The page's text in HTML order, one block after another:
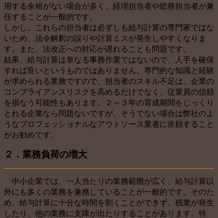
用する余裕がない場合が多く、経理担当者や総務担当者が兼
任することが一般的です。
しかし、これらの担当者は必ずしも給与計算の専門家ではな
いため、法令解釈の誤りや計算ミスが発生しやすくなりま
す。また、法改正への対応が遅れることも問題です。
結果、給与計算は単なる事務作業ではないので、人手を確保
すれば良いというものではありません。専門的な知識と経験
が求められる業務ですので、担当者のスキル不足は、企業の
コンプライアンスリスクを高めるだけでなく、従業員の信頼
を損なう可能性もあります。２～３年の育成期間をじっくり
とれる企業なら問題ないですが、そうでない場合は弊社のよ
うなプロフェッショナルなアウトソース業者に依頼すること
がお勧めです。
２．業務負荷の増大
中小企業では、一人当たりの業務範囲が広く、給与計算以
外にも多くの業務を兼務していることが一般的です。そのた
め、給与計算に十分な時間を割くことができず、残業が発生
したり、他の業務に支障が出たりすることがあります。特